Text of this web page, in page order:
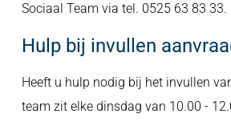
Sociaal Team via tel. 0525 63 83 33.
Hulp bij invullen
Heeft u hulp nodig bij het invullen
team zit elke dinsdag van 10.00 -